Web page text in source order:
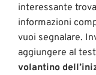
interessante
informazioni
vuoi segnalare.
aggiungere al
volantino